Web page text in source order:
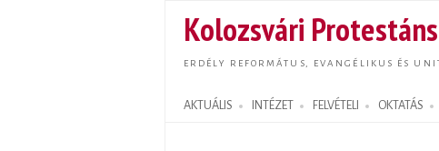
Kolozsvári
ERDÉLY REFORMÁTUS, EVANGÉLIKUS ÉS
AKTUÁLIS INTÉZET FELVÉTELI OKTATÁS
Search form